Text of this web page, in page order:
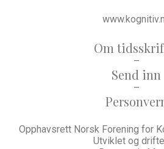
Om
–
Send inn
–
Opphavsrett Norsk Forening for
Utviklet og